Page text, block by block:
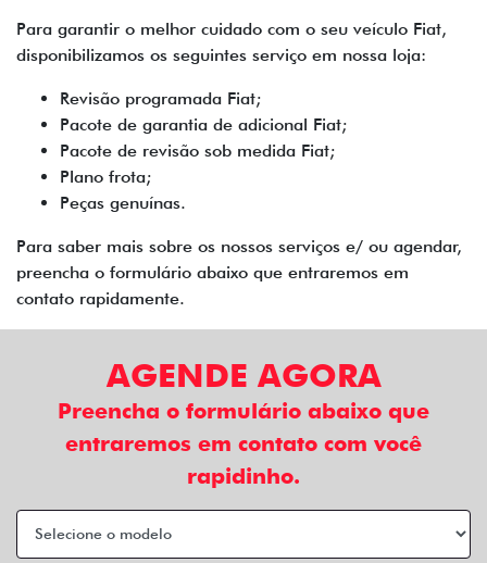
Para garantir o melhor cuidado com o seu veículo Fiat,
disponibilizamos os seguintes serviço em nossa loja:
Revisão programada Fiat;
Pacote de garantia de adicional Fiat;
Pacote de revisão sob medida Fiat;
Plano frota;
Peças genuínas.
Para saber mais sobre os nossos serviços e/ ou agendar,
preencha o formulário abaixo que entraremos em
contato rapidamente.
AGENDE AGORA
Preencha o formulário abaixo que
entraremos em contato com você
rapidinho.